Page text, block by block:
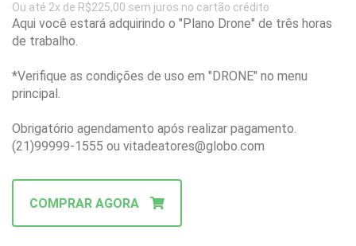
Ou até 2x de R$225,00 sem juros no cartão crédito
Aqui você estará adquirindo o "Plano Drone" de três horas
de trabalho.
*Verifique as condições de uso em "DRONE" no menu
principal.
Obrigatório agendamento após realizar pagamento.
(21)99999-1555 ou vitadeatores@globo.com
COMPRAR AGORA